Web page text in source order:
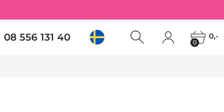
08 556 131 40 0
0,-